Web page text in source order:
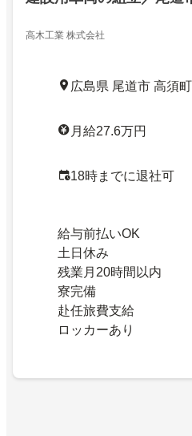
高木工業 株式会社
広島県 尾道市 高須
月給27.6万円
18時までに退社可
給与前払いOK
土日休み
残業月20時間以内
寮完備
赴任旅費支給
ロッカーあり